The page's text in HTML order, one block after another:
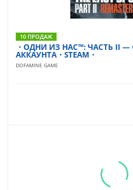
10 ПРОДАЖ
・ОДНИ ИЗ НАС™: ЧАСТЬ II
АККАУНТА・STEAM・
DOFAMINE GAME